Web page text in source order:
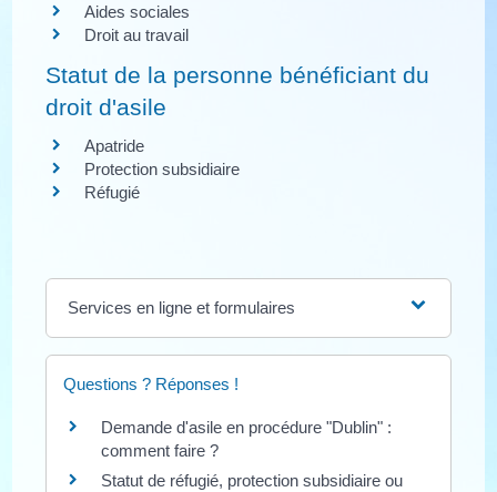
Aides sociales
Droit au travail
Statut de la personne bénéficiant du
droit d'asile
Apatride
Protection subsidiaire
Réfugié
Services en ligne et formulaires
Questions ? Réponses !
Demande d'asile en procédure "Dublin" :
comment faire ?
Statut de réfugié, protection subsidiaire ou